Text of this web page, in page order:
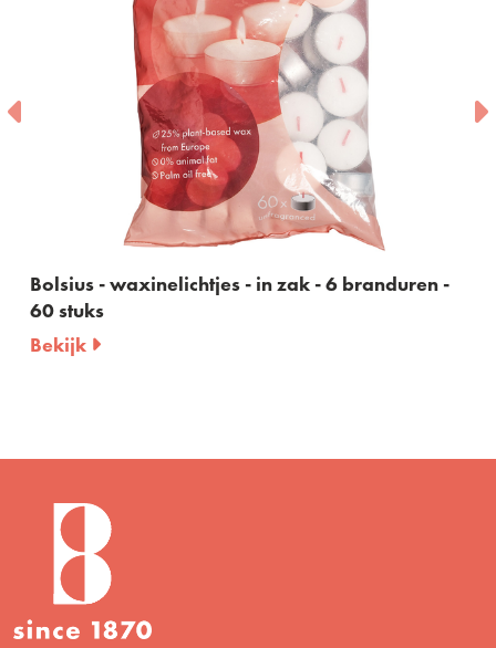
Bolsius - waxinelichtjes - in zak - 6 branduren -
60 stuks
Bekijk